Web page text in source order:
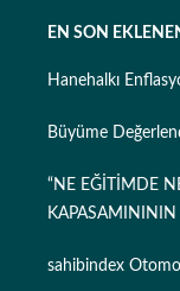
EN SON
Hanehalkı
Büyüme
“NE EĞİTİMDE
sahibindex